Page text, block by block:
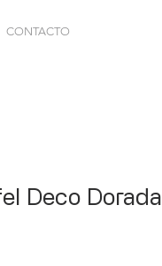
CONTACTO
Deco Dorada